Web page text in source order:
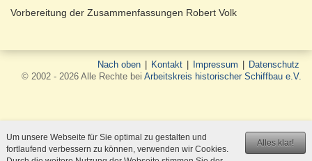
Vorbereitung der Zusammenfassungen Robert Volk
Nach oben Kontakt Impressum
Datenschutz
© 2002 - 2026 Alle Rechte bei Arbeitskreis historischer Schiffbau e.V.
Alles klar!
Um unsere Webseite für Sie optimal zu gestalten und
fortlaufend verbessern zu können, verwenden wir Cookies.